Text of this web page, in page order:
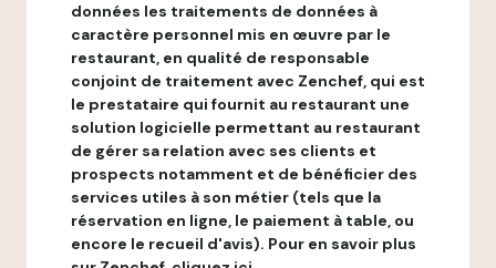
données les traitements de données à
caractère personnel mis en œuvre par le
restaurant, en qualité de responsable
conjoint de traitement avec Zenchef, qui est
le prestataire qui fournit au restaurant une
solution logicielle permettant au restaurant
de gérer sa relation avec ses clients et
prospects notamment et de bénéficier des
services utiles à son métier (tels que la
réservation en ligne, le paiement à table, ou
encore le recueil d'avis). Pour en savoir plus